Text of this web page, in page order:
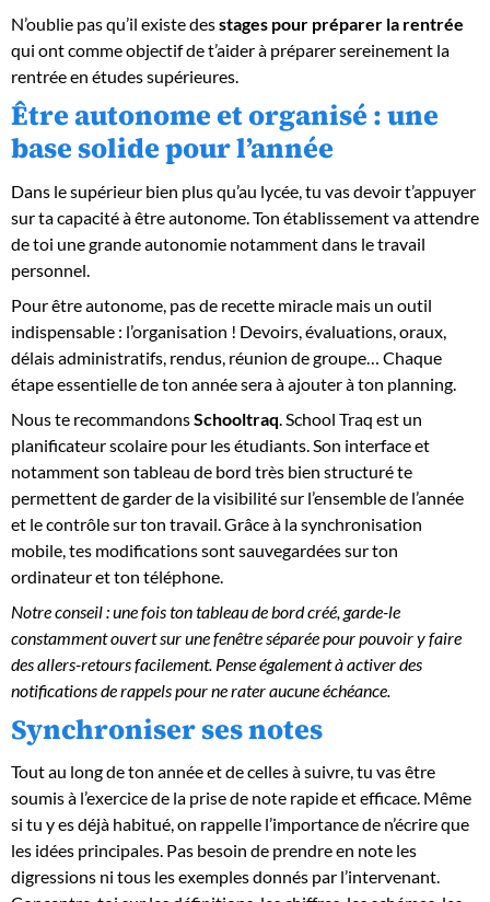
N’oublie pas qu’il existe desstages pour préparer la rentrée
qui ont comme objectif de t’aider à préparer sereinement la
rentrée en études supérieures.
Être autonome et organisé : une
base solide pour l’année
Dans le supérieur bien plus qu’au lycée, tu vas devoir t’appuyer
sur ta capacité à être autonome. Ton établissement va attendre
de toi une grande autonomie notamment dans le travail
personnel.
Pour être autonome, pas de recette miracle mais un outil
indispensable : l’organisation ! Devoirs, évaluations, oraux,
délais administratifs, rendus, réunion de groupe… Chaque
étape essentielle de ton année sera à ajouter à ton planning.
Nous te recommandonsSchooltraq . School Traq est un
planificateur scolaire pour les étudiants. Son interface et
notamment son tableau de bord très bien structuré te
permettent de garder de la visibilité sur l’ensemble de l’année
et le contrôle sur ton travail. Grâce à la synchronisation
mobile, tes modifications sont sauvegardées sur ton
ordinateur et ton téléphone.
Notre conseil : une fois ton tableau de bord créé, garde-le
constamment ouvert sur une fenêtre séparée pour pouvoir y faire
des allers-retours facilement. Pense également à activer des
notifications de rappels pour ne rater aucune échéance.
Synchroniser ses notes ‍
Tout au long de ton année et de celles à suivre, tu vas être
soumis à l’exercice de la prise de note rapide et efficace. Même
si tu y es déjà habitué, on rappelle l’importance de n’écrire que
les idées principales. Pas besoin de prendre en note les
digressions ni tous les exemples donnés par l’intervenant.